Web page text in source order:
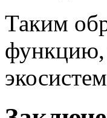
Таким
функцию,